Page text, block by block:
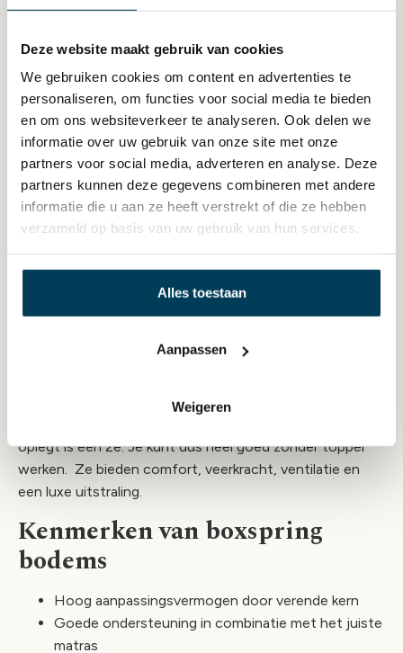
Deze website maakt gebruik van cookies
We gebruiken cookies om content en advertenties te
personaliseren, om functies voor social media te bieden
en om ons websiteverkeer te analyseren. Ook delen we
informatie over uw gebruik van onze site met onze
partners voor social media, adverteren en analyse. Deze
partners kunnen deze gegevens combineren met andere
informatie die u aan ze heeft verstrekt of die ze hebben
verzameld op basis van uw gebruik van hun services.
Alles toestaan
Aanpassen
Weigeren
een elastisch metalen netwerk dat zich goed aanpast
Bekende merken zijn Auping en Avek. Bij Slaap Studio
verkopen we enkel het merk Avek.
De voordelen van een
spiraalbodem
Zeer goede ventilatie en vochtregulatie
Geschikt voor intensief gebruik
Comfortabel en stabiel liggevoel
Boxsprings als Bedbodem?
maar ook als volwaardige bedbodem. Op een Boxspring
oplegt is een 2e. Je kunt dus heel goed zonder topper
werken. Ze bieden comfort, veerkracht, ventilatie en
een luxe uitstraling.
Kenmerken van boxspring
bodems
Hoog aanpassingsvermogen door verende kern
Goede ondersteuning in combinatie met het juiste
matras